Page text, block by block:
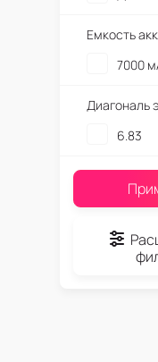
Емкость
7000
Диагональ
6.83